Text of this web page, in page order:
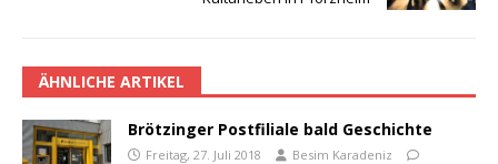
ÄHNLICHE ARTIKEL
Brötzinger Postfiliale bald Geschichte
Freitag, 27. Juli 2018 Besim Karadeniz